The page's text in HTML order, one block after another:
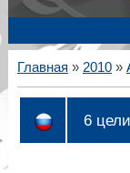
Главная » 2010 »
6